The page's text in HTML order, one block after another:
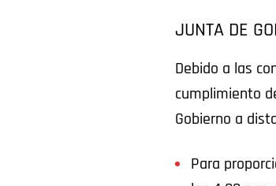
JUNTA DE
Debido a las
cumplimiento
Gobierno a
Para